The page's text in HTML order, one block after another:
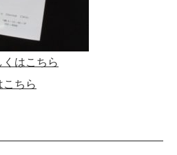
はこちら
こちら